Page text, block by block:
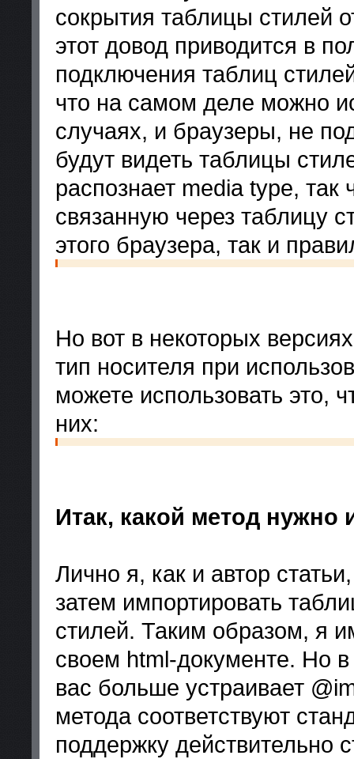
сокрытия таблицы стилей
этот довод приводится в
подключения таблиц
что на самом деле можно
случаях, и браузеры, не
будут видеть таблицы
распознает media type, так
связанную через таблицу
этого браузера, так и
Но вот в некоторых
тип носителя при
можете использовать это,
них:
Итак, какой метод нужно
Лично я, как и автор
затем импортировать
стилей. Таким образом, я
своем html-документе. Но
вас больше устраивает
метода соответствуют
поддержку действительно